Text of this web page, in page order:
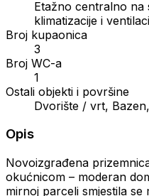
Etažno centralno na
klimatizacije i
Broj kupaonica
3
Broj WC-a
1
Ostali objekti i površine
Dvorište / vrt,
Opis
Novoizgrađena
okućnicom – moderan
mirnoj parceli smjestila